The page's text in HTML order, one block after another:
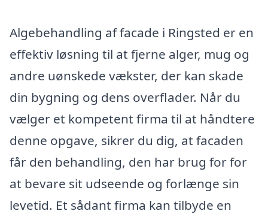
Algebehandling af facade i Ringsted er en
effektiv løsning til at fjerne alger, mug og
andre uønskede vækster, der kan skade
din bygning og dens overflader. Når du
vælger et kompetent firma til at håndtere
denne opgave, sikrer du dig, at facaden
får den behandling, den har brug for for
at bevare sit udseende og forlænge sin
levetid. Et sådant firma kan tilbyde en